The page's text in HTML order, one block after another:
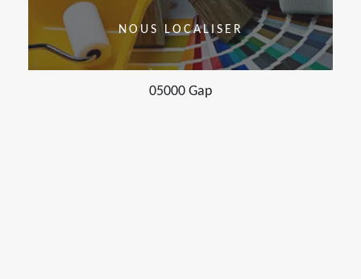
NOUS LOCALISER
05000 Gap